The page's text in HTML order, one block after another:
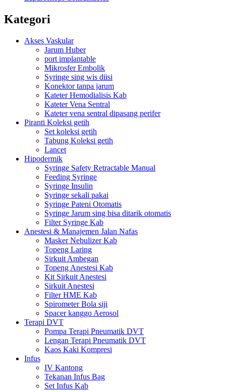
Kategori
Akses Vaskular
Jarum Huber
port implantable
Mikrosfer Embolik
Syringe sing wis diisi
Konektor tanpa jarum
Kateter Hemodialisis Kab
Kateter Vena Sentral
Kateter vena sentral dipasang perifer
Piranti Koleksi getih
Set koleksi getih
Tabung Koleksi getih
Lancet
Hipodermik
Syringe Safety Retractable Manual
Feeding Syringe
Syringe Insulin
Syringe sekali pakai
Syringe Pateni Otomatis
Syringe Jarum sing bisa ditarik otomatis
Filter Syringe Kab
Anestesi & Manajemen Jalan Nafas
Masker Nebulizer Kab
Topeng Laring
Sirkuit Ambegan
Topeng Anestesi Kab
Kit Sirkuit Anestesi
Sirkuit Anestesi
Filter HME Kab
Spirometer Bola siji
Spacer kanggo Aerosol
Terapi DVT
Pompa Terapi Pneumatik DVT
Lengan Terapi Pneumatik DVT
Kaos Kaki Kompresi
Infus
IV Kantong
Tekanan Infus Bag
Set Infus Kab